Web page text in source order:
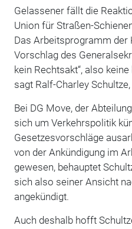
Gelassener fällt die
Union für Straßen-
Das Arbeitsprogramm der
Vorschlag des
kein Rechtsakt“, also
sagt Ralf-Charley
Bei DG Move, der
sich um Verkehrspolitik
Gesetzesvorschläge
von der Ankündigung im
gewesen, behauptet
sich also seiner Ansicht
angekündigt.
Auch deshalb hofft